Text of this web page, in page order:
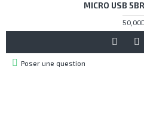
MICRO USB
Poser une question